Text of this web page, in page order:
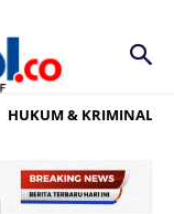
HUKUM & KRIMINAL